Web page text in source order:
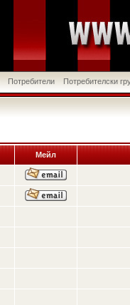
Потребители Потребителски
Мейл